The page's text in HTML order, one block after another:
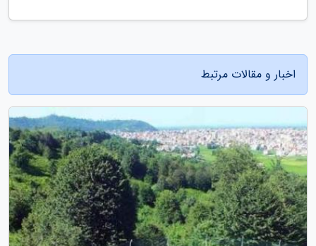
اخبار و مقالات مرتبط